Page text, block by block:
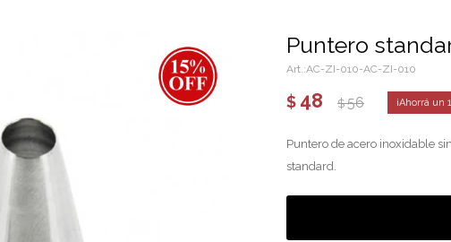
Puntero
AC-ZI-010-AC-ZI-010
$ 48 $ 56
Puntero de acero inoxidable
standard.